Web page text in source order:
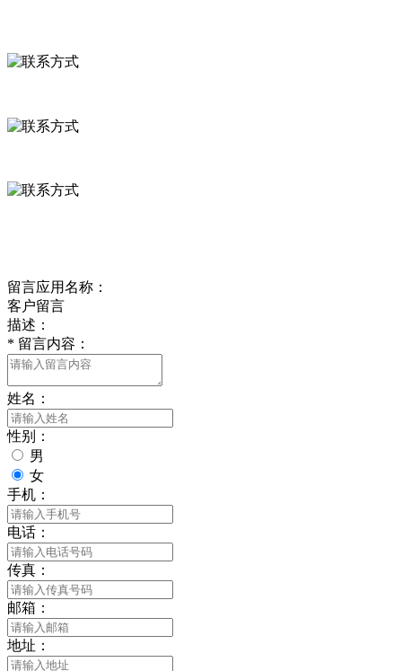
留言应用名称：
客户留言
描述：
* 留言内容：
姓名：
性别：
男
女
手机：
电话：
传真：
邮箱：
地址：